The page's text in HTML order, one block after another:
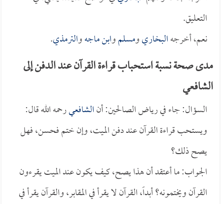
التعليق.
نعم، أخرجهالبخاريومسلموابن ماجهوالترمذي.
مدى صحة نسبة استحباب قراءة القرآن عند الدفن إلى
الشافعي
السؤال: جاء في رياض الصالحين: أنالشافعيرحمه الله قال:
ويستحب قراءة القرآن عند دفن الميت، وإن ختم فحسن، فهل
يصح ذلك؟
الجواب: ما أعتقد أن هذا يصح، كيف يكون عند الميت يقرءون
القرآن ويختمونه؟ أبداً، القرآن لا يقرأ في المقابر، والقرآن يقرأ في